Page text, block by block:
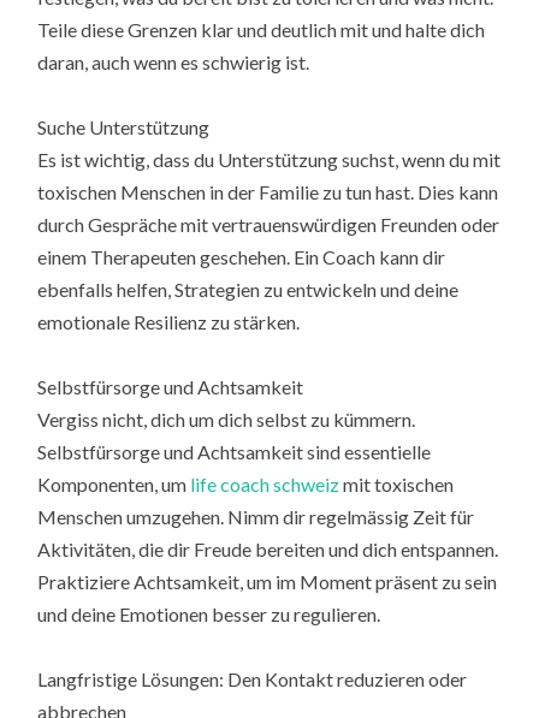
Teile diese Grenzen klar und deutlich mit und halte dich
daran, auch wenn es schwierig ist.
Suche Unterstützung
Es ist wichtig, dass du Unterstützung suchst, wenn du mit
toxischen Menschen in der Familie zu tun hast. Dies kann
durch Gespräche mit vertrauenswürdigen Freunden oder
einem Therapeuten geschehen. Ein Coach kann dir
ebenfalls helfen, Strategien zu entwickeln und deine
emotionale Resilienz zu stärken.
Selbstfürsorge und Achtsamkeit
Vergiss nicht, dich um dich selbst zu kümmern.
Selbstfürsorge und Achtsamkeit sind essentielle
Komponenten, um life coach schweizmit toxischen
Menschen umzugehen. Nimm dir regelmässig Zeit für
Aktivitäten, die dir Freude bereiten und dich entspannen.
Praktiziere Achtsamkeit, um im Moment präsent zu sein
und deine Emotionen besser zu regulieren.
Langfristige Lösungen: Den Kontakt reduzieren oder
abbrechen